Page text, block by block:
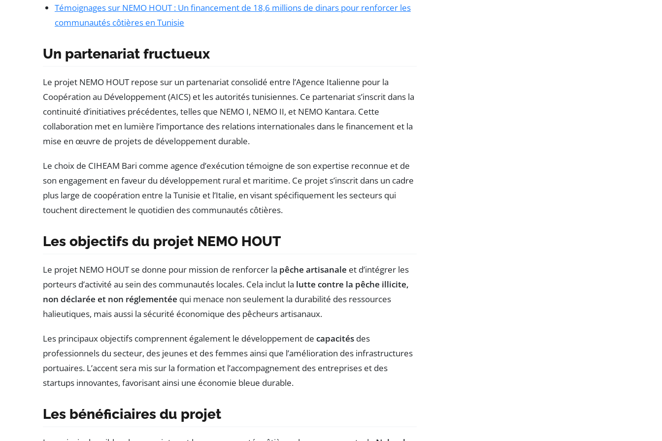
Témoignages sur NEMO HOUT : Un financement de 18,6 millions de dinars pour renforcer les
communautés côtières en Tunisie
Un partenariat fructueux
Le projet NEMO HOUT repose sur un partenariat consolidé entre l’Agence Italienne pour la
Coopération au Développement (AICS) et les autorités tunisiennes. Ce partenariat s’inscrit dans la
continuité d’initiatives précédentes, telles que NEMO I, NEMO II, et NEMO Kantara. Cette
collaboration met en lumière l’importance des relations internationales dans le financement et la
mise en œuvre de projets de développement durable.
Le choix de CIHEAM Bari comme agence d’exécution témoigne de son expertise reconnue et de
son engagement en faveur du développement rural et maritime. Ce projet s’inscrit dans un cadre
plus large de coopération entre la Tunisie et l’Italie, en visant spécifiquement les secteurs qui
touchent directement le quotidien des communautés côtières.
Les objectifs du projet NEMO HOUT
Le projet NEMO HOUT se donne pour mission de renforcer la pêche artisanale et d’intégrer les
porteurs d’activité au sein des communautés locales. Cela inclut la lutte contre la pêche illicite,
non déclarée et non réglementée qui menace non seulement la durabilité des ressources
halieutiques, mais aussi la sécurité économique des pêcheurs artisanaux.
Les principaux objectifs comprennent également le développement de capacités des
professionnels du secteur, des jeunes et des femmes ainsi que l’amélioration des infrastructures
portuaires. L’accent sera mis sur la formation et l’accompagnement des entreprises et des
startups innovantes, favorisant ainsi une économie bleue durable.
Les bénéficiaires du projet